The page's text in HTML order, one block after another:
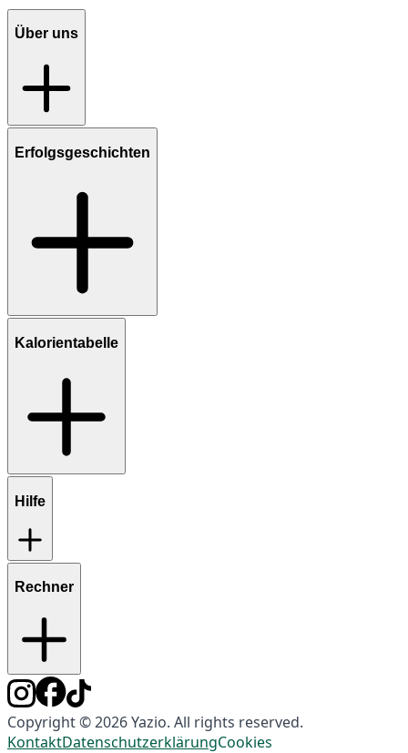
Über uns
Erfolgsgeschichten
Kalorientabelle
Hilfe
Rechner
Copyright © 2026 Yazio. All rights reserved.
KontaktDatenschutzerklärungCookies